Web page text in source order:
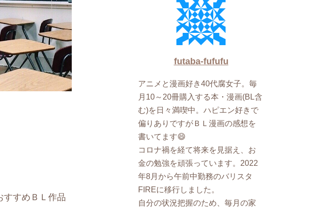
すすめＢＬ作品
futaba-fufufu
アニメと漫画好き40代腐女子。毎
月10～20冊購入する本・漫画(BL含
む)を日々満喫中。ハピエン好きで
偏りありですがＢＬ漫画の感想を
書いてます😄
コロナ禍を経て将来を見据え、お
金の勉強を頑張っています。2022
年8月から午前中勤務のバリスタ
FIREに移行しました。
自分の状況把握のため、毎月の家